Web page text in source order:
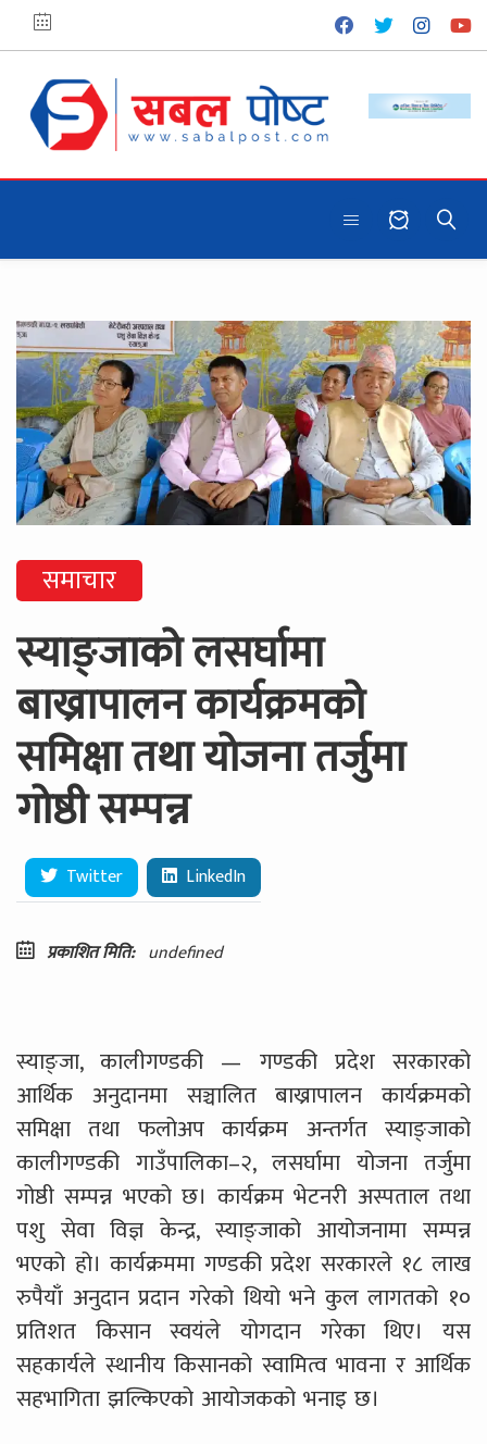
समाचार
स्याङ्जाको लसर्घामा
बाख्रापालन कार्यक्रमको
समिक्षा तथा योजना तर्जुमा
गोष्ठी सम्पन्न
Twitter LinkedIn
प्रकाशित मिति: undefined
स्याङ्जा, कालीगण्डकी — गण्डकी प्रदेश सरकारको
आर्थिक अनुदानमा सञ्चालित बाख्रापालन कार्यक्रमको
समिक्षा तथा फलोअप कार्यक्रम अन्तर्गत स्याङ्जाको
कालीगण्डकी गाउँपालिका–२, लसर्घामा योजना तर्जुमा
गोष्ठी सम्पन्न भएको छ। कार्यक्रम भेटनरी अस्पताल तथा
पशु सेवा विज्ञ केन्द्र, स्याङ्जाको आयोजनामा सम्पन्न
भएको हो। कार्यक्रममा गण्डकी प्रदेश सरकारले १८ लाख
रुपैयाँ अनुदान प्रदान गरेको थियो भने कुल लागतको १०
प्रतिशत किसान स्वयंले योगदान गरेका थिए। यस
सहकार्यले स्थानीय किसानको स्वामित्व भावना र आर्थिक
सहभागिता झल्किएको आयोजकको भनाइ छ।